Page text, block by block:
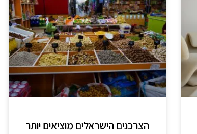
הצרכנים הישראלים מוציאים יותר